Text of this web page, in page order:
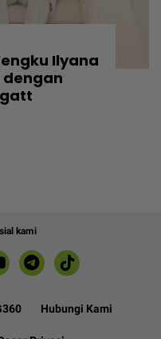
Ilyana
kami
Hubungi Kami